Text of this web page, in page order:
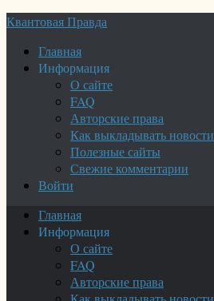
Квантовая Правда
Главная
Информация
О сайте
FAQ
Авторские права
Как выкладывать новости
Полезные сайты
Свежие комментарии
Войти
Главная
Информация
О сайте
FAQ
Авторские права